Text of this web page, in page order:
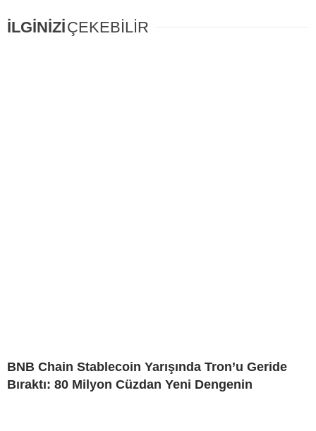
İLGİNİZİÇEKEBİLİR
BNB Chain Stablecoin Yarışında Tron’u Geride
Bıraktı: 80 Milyon Cüzdan Yeni Dengenin